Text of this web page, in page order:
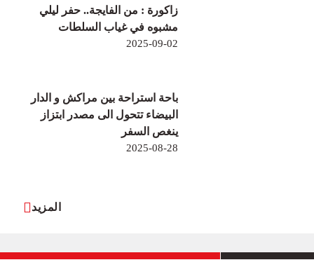
زاكورة : من الفايجة.. حفر ليلي
مشبوه في غياب السلطات
2025-09-02
باحة استراحة بين مراكش و الدار
البيضاء تتحول الى مصدر ابتزاز
ينغص السفر
2025-08-28
المزيد